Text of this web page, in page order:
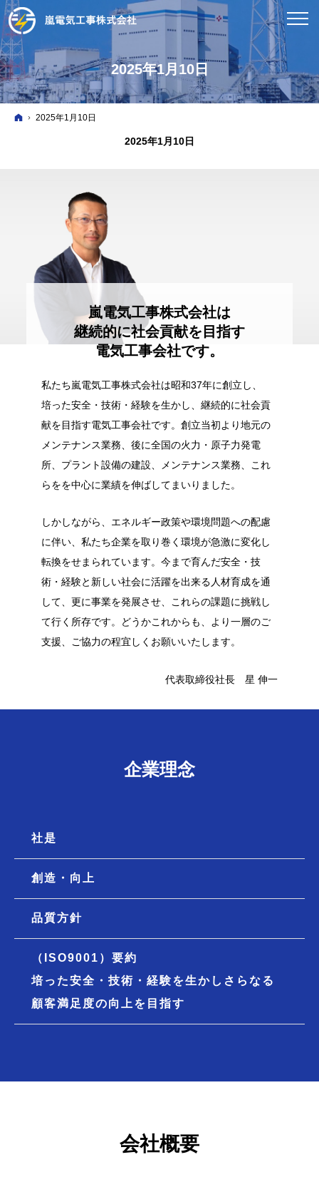
2025年1月10日
ホーム
2025年1月10日
2025年1月10日
嵐電気工事株式会社は
継続的に社会貢献を目指す
電気工事会社です。
私たち嵐電気工事株式会社は昭和37年に創立し、
培った安全・技術・経験を生かし、継続的に社会貢
献を目指す電気工事会社です。創立当初より地元の
メンテナンス業務、後に全国の火力・原子力発電
所、プラント設備の建設、メンテナンス業務、これ
らをを中心に業績を伸ばしてまいりました。
しかしながら、エネルギー政策や環境問題への配慮
に伴い、私たち企業を取り巻く環境が急激に変化し
転換をせまられています。今まで育んだ安全・技
術・経験と新しい社会に活躍を出来る人材育成を通
して、更に事業を発展させ、これらの課題に挑戦し
て行く所存です。どうかこれからも、より一層のご
支援、ご協力の程宜しくお願いいたします。
代表取締役社長 星 伸一
企業理念
社是
創造・向上
品質方針
（ISO9001）要約
培った安全・技術・経験を生かしさらなる
顧客満足度の向上を目指す
会社概要